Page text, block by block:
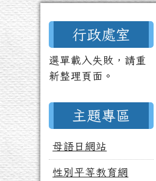
左邊區域內容
行政處室
選單載入失敗，請重
新整理頁面。
主題專區
母語日網站
性別平等教育網